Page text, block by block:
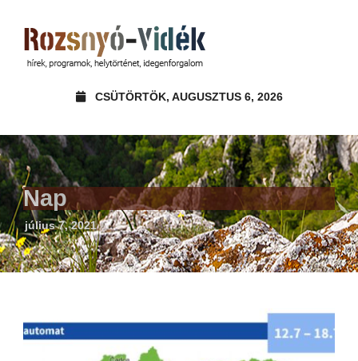
CSÜTÖRTÖK, AUGUSZTUS 6, 2026
Nap
július 7, 2021